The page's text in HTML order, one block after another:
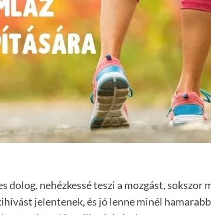
dolog, nehézkessé teszi a mozgást, sokszor
jelentenek, és jó lenne minél